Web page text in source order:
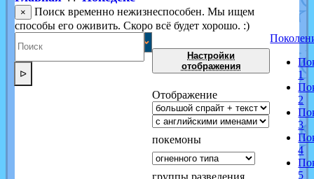
×
Поиск временно нежизнеспособен. Мы ищем
способы его оживить. Скоро всё будет хорошо. :)
ᐅ
Настройки
отображения
Отображение
покемоны
группы разведения
1
2
3
4
5